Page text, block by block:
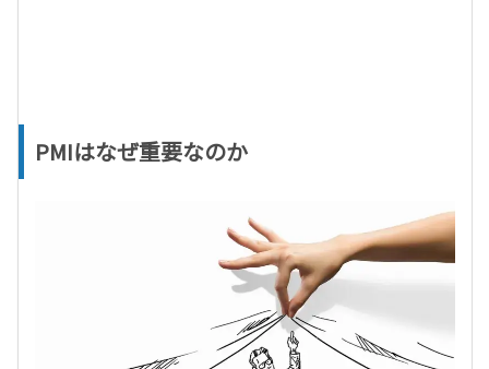
PMIはなぜ重要なのか